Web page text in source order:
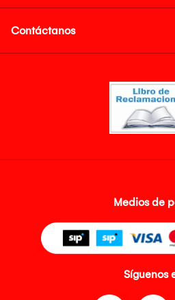
Contáctanos
Medios de
Síguenos